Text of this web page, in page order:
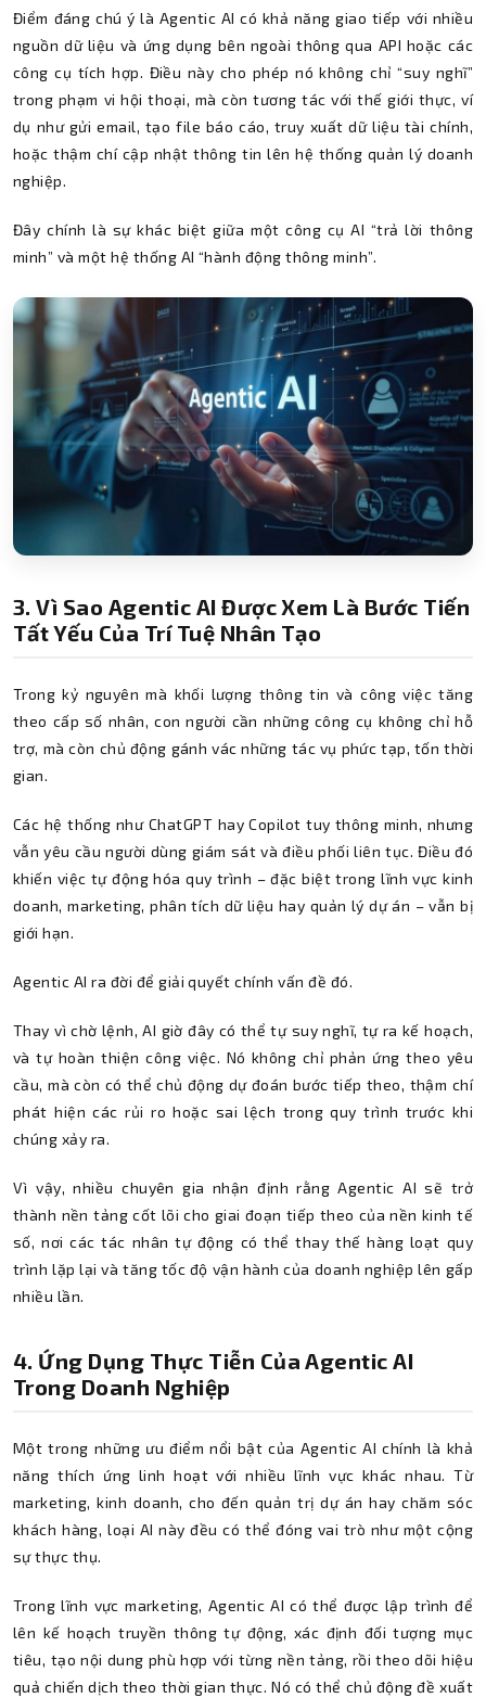
Điểm đáng chú ý là Agentic AI có khả năng giao tiếp với nhiều
nguồn dữ liệu và ứng dụng bên ngoài thông qua API hoặc các
công cụ tích hợp. Điều này cho phép nó không chỉ “suy nghĩ”
trong phạm vi hội thoại, mà còn tương tác với thế giới thực, ví
dụ như gửi email, tạo file báo cáo, truy xuất dữ liệu tài chính,
hoặc thậm chí cập nhật thông tin lên hệ thống quản lý doanh
nghiệp.
Đây chính là sự khác biệt giữa một công cụ AI “trả lời thông
minh” và một hệ thống AI “hành động thông minh”.
3. Vì Sao Agentic AI Được Xem Là Bước Tiến
Tất Yếu Của Trí Tuệ Nhân Tạo
Trong kỷ nguyên mà khối lượng thông tin và công việc tăng
theo cấp số nhân, con người cần những công cụ không chỉ hỗ
trợ, mà còn chủ động gánh vác những tác vụ phức tạp, tốn thời
gian.
Các hệ thống như ChatGPT hay Copilot tuy thông minh, nhưng
vẫn yêu cầu người dùng giám sát và điều phối liên tục. Điều đó
khiến việc tự động hóa quy trình – đặc biệt trong lĩnh vực kinh
doanh, marketing, phân tích dữ liệu hay quản lý dự án – vẫn bị
giới hạn.
Agentic AI ra đời để giải quyết chính vấn đề đó.
Thay vì chờ lệnh, AI giờ đây có thể tự suy nghĩ, tự ra kế hoạch,
và tự hoàn thiện công việc. Nó không chỉ phản ứng theo yêu
cầu, mà còn có thể chủ động dự đoán bước tiếp theo, thậm chí
phát hiện các rủi ro hoặc sai lệch trong quy trình trước khi
chúng xảy ra.
Vì vậy, nhiều chuyên gia nhận định rằng Agentic AI sẽ trở
thành nền tảng cốt lõi cho giai đoạn tiếp theo của nền kinh tế
số, nơi các tác nhân tự động có thể thay thế hàng loạt quy
trình lặp lại và tăng tốc độ vận hành của doanh nghiệp lên gấp
nhiều lần.
4. Ứng Dụng Thực Tiễn Của Agentic AI
Trong Doanh Nghiệp
Một trong những ưu điểm nổi bật của Agentic AI chính là khả
năng thích ứng linh hoạt với nhiều lĩnh vực khác nhau. Từ
marketing, kinh doanh, cho đến quản trị dự án hay chăm sóc
khách hàng, loại AI này đều có thể đóng vai trò như một cộng
sự thực thụ.
Trong lĩnh vực marketing, Agentic AI có thể được lập trình để
lên kế hoạch truyền thông tự động, xác định đối tượng mục
tiêu, tạo nội dung phù hợp với từng nền tảng, rồi theo dõi hiệu
quả chiến dịch theo thời gian thực. Nó có thể chủ động đề xuất